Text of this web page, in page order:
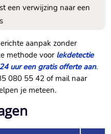
een verwijzing naar een
aanpak zonder
methode voor lekdetectie
uur een gratis offerte aan.​
080 55 42 of mail naar
je meteen.​